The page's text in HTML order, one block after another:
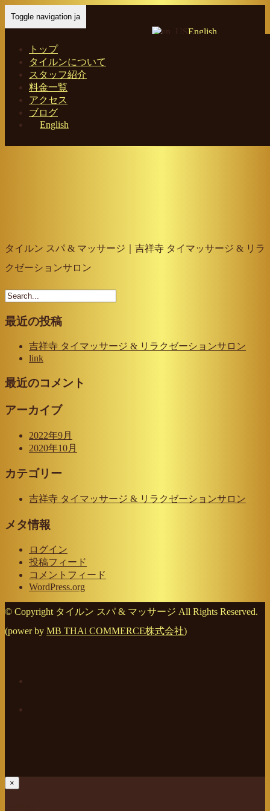
English
Toggle navigation ja
トップ
タイルンについて
スタッフ紹介
料金一覧
アクセス
ブログ
English
-タイル…
タイルン スパ & マッサージ｜吉祥寺 タイマッサージ & リラ
クゼーションサロン
最近の投稿
吉祥寺 タイマッサージ & リラクゼーションサロン
link
最近のコメント
アーカイブ
2022年9月
2020年10月
カテゴリー
吉祥寺 タイマッサージ & リラクゼーションサロン
メタ情報
ログイン
投稿フィード
コメントフィード
WordPress.org
© Copyright タイルン スパ & マッサージ All Rights Reserved.
(power by MB THAi COMMERCE株式会社)
×